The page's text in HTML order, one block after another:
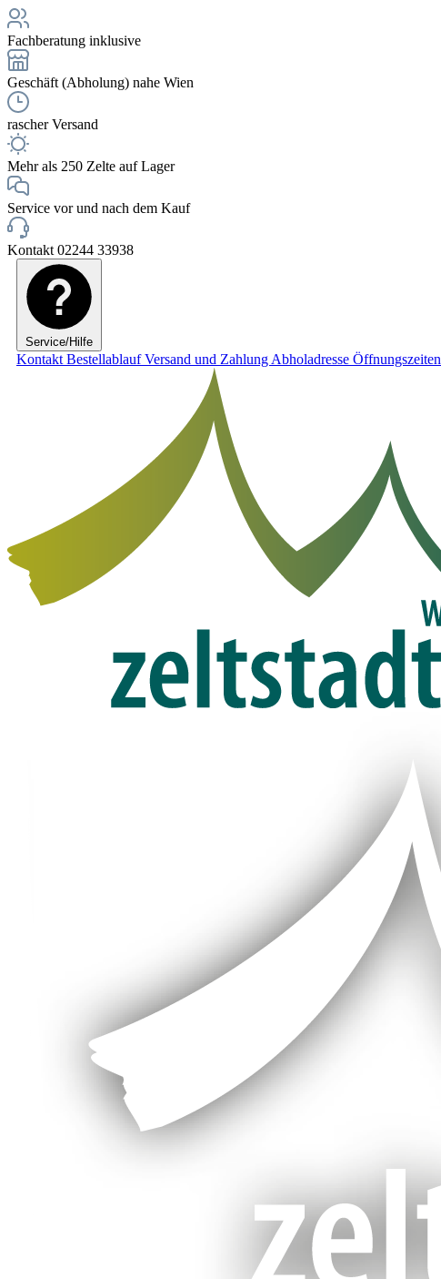
Fachberatung inklusive
Geschäft (Abholung) nahe Wien
rascher Versand
Mehr als 250 Zelte auf Lager
Service vor und nach dem Kauf
Kontakt 02244 33938
Service/Hilfe
Kontakt BestellablaufVersand und Zahlung Abholadresse Öffnungszeiten